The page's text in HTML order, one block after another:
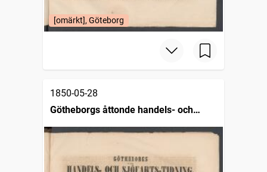
[omärkt], Göteborg
1850-05-28
Götheborgs åttonde handels- och
sjöfartstidning, dagligt annonsblad och